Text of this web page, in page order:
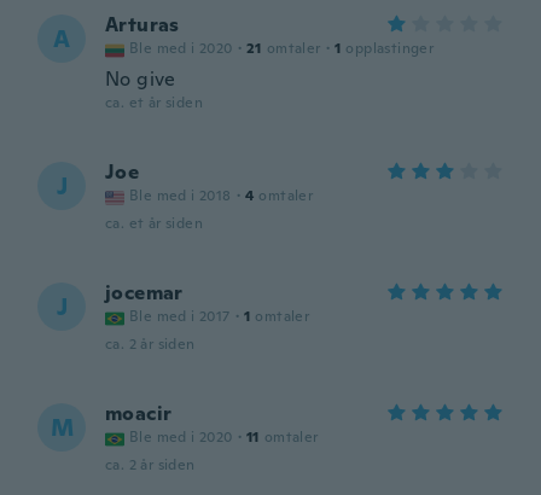
A Arturas
Ble med i 2020 · 21 omtaler · 1 opplastinger
No give
ca. et år siden
J Joe
Ble med i 2018 · 4 omtaler
ca. et år siden
J jocemar
Ble med i 2017 · 1 omtaler
ca. 2 år siden
M moacir
Ble med i 2020 · 11 omtaler
ca. 2 år siden